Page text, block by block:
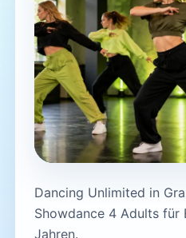
Dancing Unlimited in
Showdance 4 Adults für
Jahren.